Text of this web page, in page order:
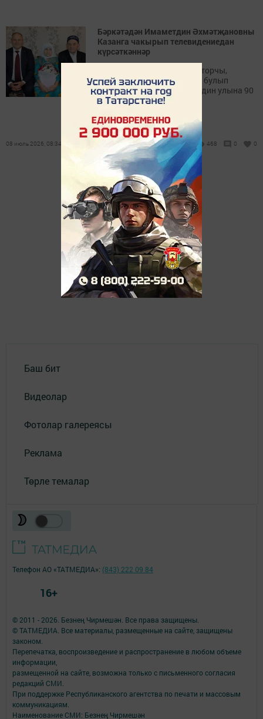
Бәркәтәдән Имаметдин Әхмәтҗановны
Казанга чакырып телевидениедан
күрсәткәннәр
Заманында алдынгы тракторчы,
мактаулы машина йөртүче булып
эшләгән Имаметдин Нуретдин улына 90
яшь тулды.
08 июль 2026, 08:34 468 0 0
Баш бит
Видеолар
Фотолар галереясы
Реклама
Төрле темалар
© 2011 - 2026. Безнең Чирмешән. Все права защищены.
© ТАТМЕДИА. Все материалы, размещенные на сайте, защищены
законом.
Перепечатка, воспроизведение и распространение в любом объеме
информации,
размещенной на сайте, возможна только с письменного согласия
редакций СМИ.
При поддержке Республиканского агентства по печати и массовым
коммуникациям.
Наименование СМИ: Безнең Чирмешән
Телефон АО «ТАТМЕДИА»: (843) 222 09 84
16+